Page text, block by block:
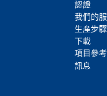
認證
我們的
生產步驟
下載
項目參考
訊息